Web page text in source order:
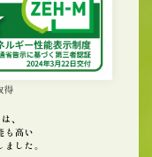
、
も高い
ました。